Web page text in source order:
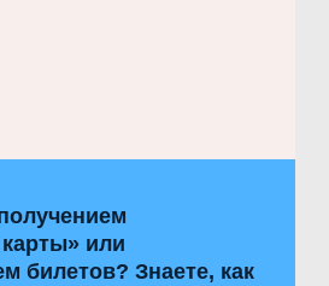
или
билетов? Знаете, как